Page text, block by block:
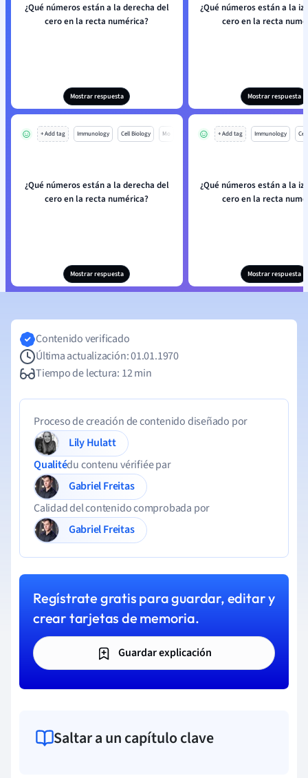
¿Qué números están a la derecha del
cero en la recta numérica?
Mostrar respuesta
¿Qué números están a la
cero en la recta
Mostrar respuesta
+ Add tag Immunology Cell Biology Mo
¿Qué números están a la derecha del
cero en la recta numérica?
Mostrar respuesta
+ Add tag Immunology
¿Qué números están a la
cero en la recta
Mostrar respuesta
Contenido verificado
Última actualización: 01.01.1970
Tiempo de lectura: 12 min
Proceso de creación de contenido diseñado por
Lily Hulatt
Qualitédu contenu vérifiée par
Gabriel Freitas
Calidad del contenido comprobada por
Gabriel Freitas
Regístrate gratis para guardar, editar y
crear tarjetas de memoria.
Guardar explicación
Saltar a un capítulo clave